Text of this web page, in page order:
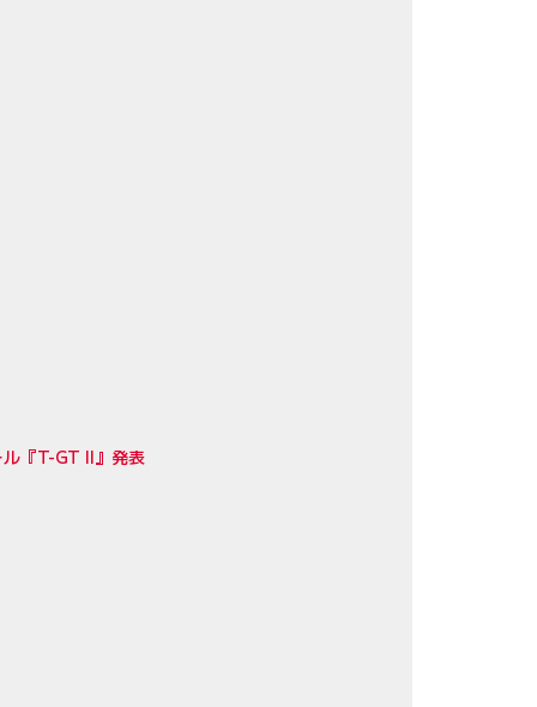
ル『T-GT II』発表